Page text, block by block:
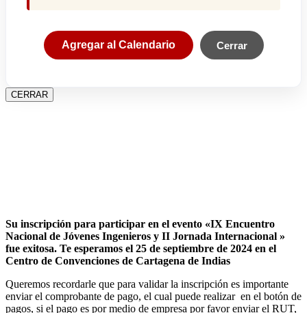
Agregar al Calendario Cerrar
CERRAR
Su inscripción para participar en el evento «IX Encuentro
Nacional de Jóvenes Ingenieros y II Jornada Internacional »
fue exitosa. Te esperamos el 25 de septiembre de 2024 en el
Centro de Convenciones de Cartagena de Indias
Queremos recordarle que para validar la inscripción es importante
enviar el comprobante de pago, el cual puede realizar en el botón de
pagos, si el pago es por medio de empresa por favor enviar el RUT,